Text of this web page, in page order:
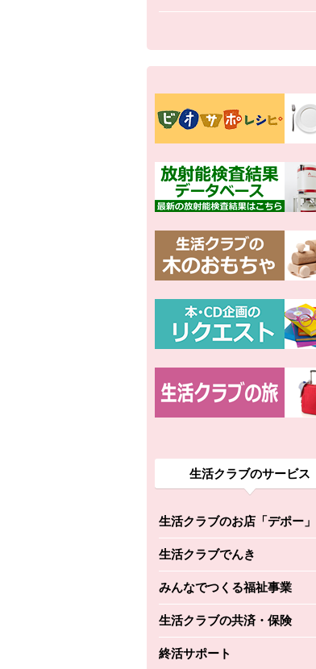
生活クラブのサービス
生活クラブのお店「デポー」
別のウィンドウで開きます。
生活クラブでんき
別のウィンドウで開きます。
みんなでつくる福祉事業
別のウィンドウで開きます。
生活クラブの共済・保険
別のウィンドウで開きます。
終活サポート
別のウィンドウで開きます。